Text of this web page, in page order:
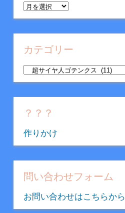
ア
ー
カ
イ
カテゴリー
テ
ゴ
リ
？？？
作りかけ
問い合わせフォーム
お問い合わせはこちらから